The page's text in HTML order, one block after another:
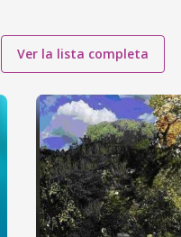
Ver la lista completa